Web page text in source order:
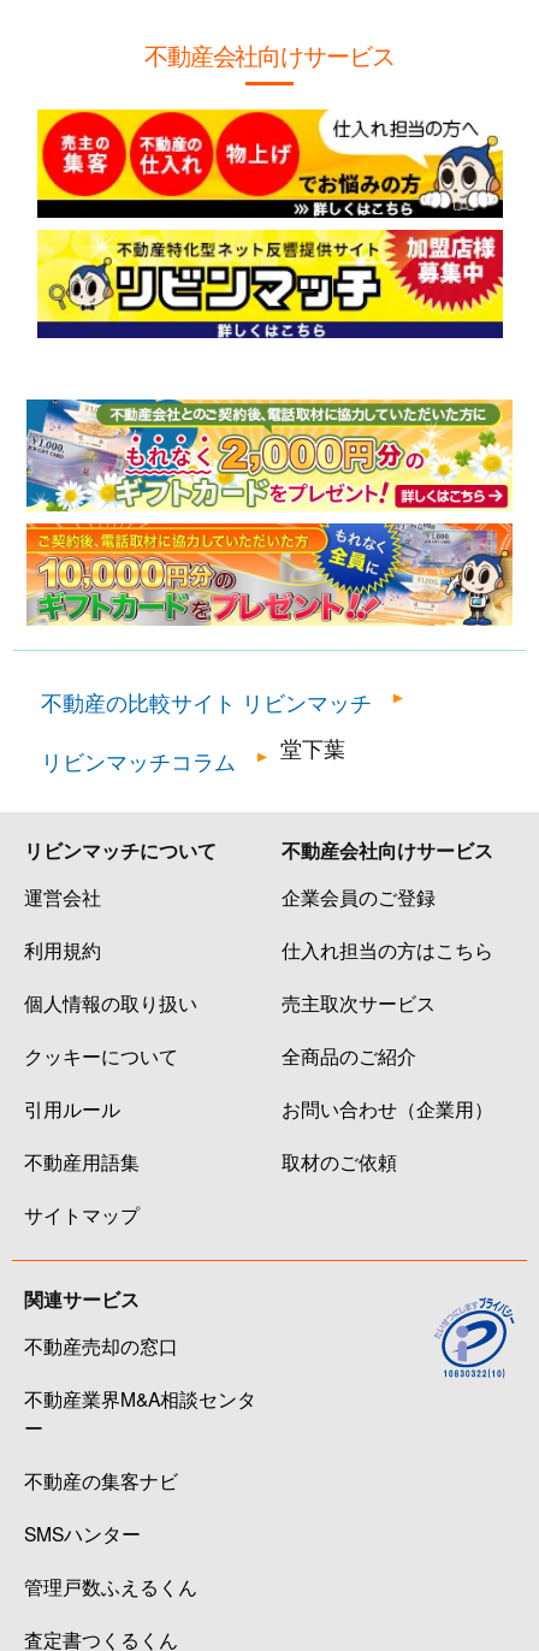
不動産会社向けサービス
不動産の比較サイト リビンマッチ
リビンマッチコラム
堂下葉
リビンマッチについて
運営会社
利用規約
個人情報の取り扱い
クッキーについて
引用ルール
不動産用語集
サイトマップ
不動産会社向けサービス
企業会員のご登録
仕入れ担当の方はこちら
売主取次サービス
全商品のご紹介
お問い合わせ（企業用）
取材のご依頼
関連サービス
不動産売却の窓口
不動産業界M&A相談センタ
ー
不動産の集客ナビ
SMSハンター
管理戸数ふえるくん
査定書つくるくん